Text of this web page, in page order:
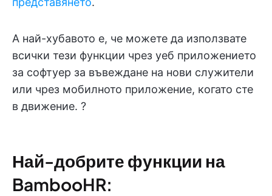
А най-хубавото е, че можете да използвате
всички тези функции чрез уеб приложението
за софтуер за въвеждане на нови служители
или чрез мобилното приложение, когато сте
в движение. ?
Най-добрите функции на
BambooHR: